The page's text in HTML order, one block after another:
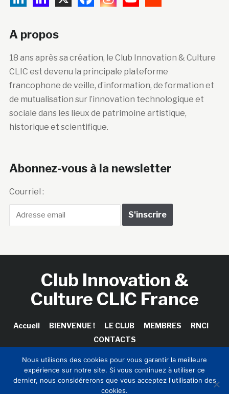
A propos
18 ans après sa création, le Club Innovation & Culture
CLIC est devenu la principale plateforme
francophone de veille, d’information, de formation et
de mutualisation sur l’innovation technologique et
sociale dans les lieux de patrimoine artistique,
historique et scientifique.
Abonnez-vous à la newsletter
Courriel :
Club Innovation &
Culture CLIC France
Accueil BIENVENUE ! LE CLUB MEMBRES
RNCI
CONTACTS
Copyright © 2026 Club Innovation & Culture CLIC France /
Nous utilisons des cookies pour vous garantir la meilleure
expérience sur notre site. Si vous continuez à utiliser ce
dernier, nous considérerons que vous acceptez l'utilisation des
cookies.